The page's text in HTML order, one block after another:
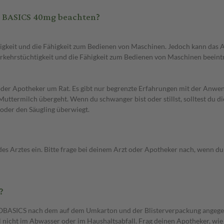
40mg beachten?
und die Fähigkeit zum Bedienen von Maschinen. Jedoch kann
und die Fähigkeit zum Bedienen von Maschinen
Apotheker um Rat. Es gibt nur begrenzte Erfahrungen mit der
übergeht. Wenn du schwanger bist oder stillst, solltest du
den Säugling überwiegt.
Arztes ein. Bitte frage bei deinem Arzt oder Apotheker nach, wenn
nach dem auf dem Umkarton und der Blisterverpackung
im Abwasser oder im Haushaltsabfall. Frag deinen Apotheker,